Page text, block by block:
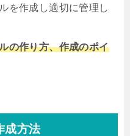
を作成し適切に管理し
の作り方、作成のポイ
成方法